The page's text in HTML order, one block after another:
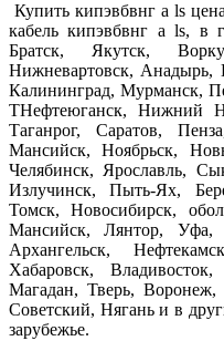
Купить кипэвбвнг а ls
кабель кипэвбвнг а ls, в
Братск, Якутск,
Нижневартовск, Анадырь,
Калининград, Мурманск,
ТНефтеюганск, Нижний
Таганрог, Саратов,
Мансийск, Ноябрьск,
Челябинск, Ярославль,
Излучинск, Пыть-Ях,
Томск, Новосибирск,
Мансийск, Лянтор, Уфа,
Архангельск,
Хабаровск,
Магадан, Тверь,
Советский, Нягань и в
зарубежье.